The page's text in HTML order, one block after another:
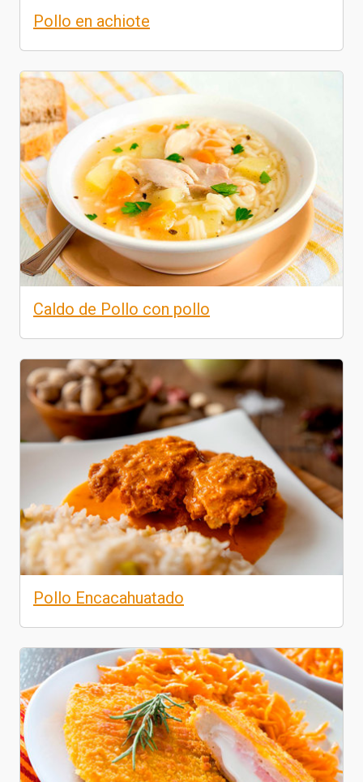
Pollo en achiote
Caldo de Pollo con pollo
Pollo Encacahuatado